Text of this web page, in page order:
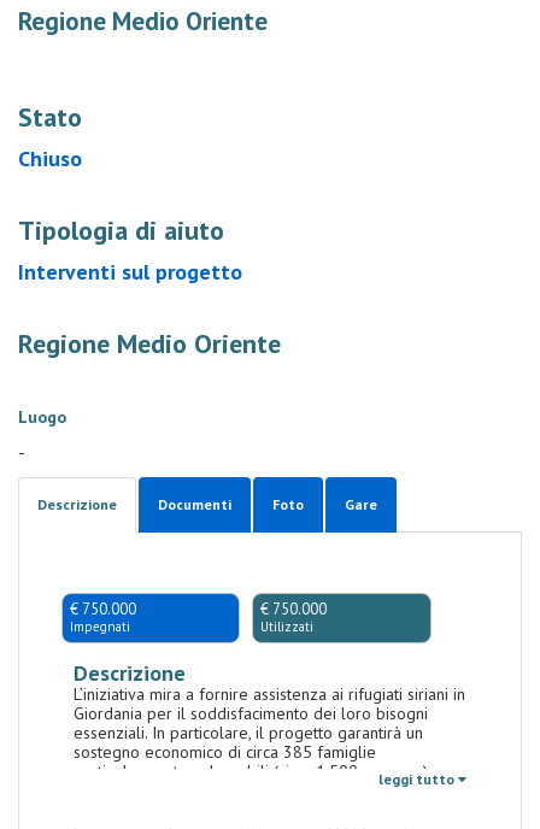
Regione Medio Oriente
Stato
Chiuso
Tipologia di aiuto
Interventi sul progetto
Regione Medio Oriente
Luogo
-
Descrizione Documenti Foto Gare
€ 750.000
Impegnati
€ 750.000
Utilizzati
Descrizione
L’iniziativa mira a fornire assistenza ai rifugiati siriani in
Giordania per il soddisfacimento dei loro bisogni
essenziali. In particolare, il progetto garantirà un
sostegno economico di circa 385 famiglie
particolarmente vulnerabili (circa 1.500 persone) per
leggi tutto